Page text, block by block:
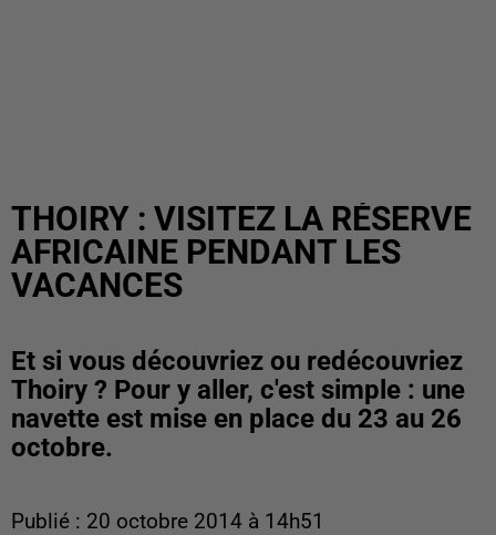
THOIRY : VISITEZ LA RÉSERVE
AFRICAINE PENDANT LES
VACANCES
Et si vous découvriez ou redécouvriez
Thoiry ? Pour y aller, c'est simple : une
navette est mise en place du 23 au 26
octobre.
Publié : 20 octobre 2014 à 14h51